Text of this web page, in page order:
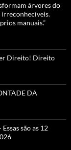
árvores do
irreconhecíveis.
manuais.”
Direito! Direito
DA
são as 12